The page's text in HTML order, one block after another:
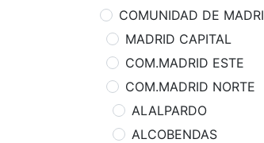
COMUNIDAD DE
MADRID CAPITAL
COM.MADRID ESTE
COM.MADRID NORTE
ALALPARDO
ALCOBENDAS